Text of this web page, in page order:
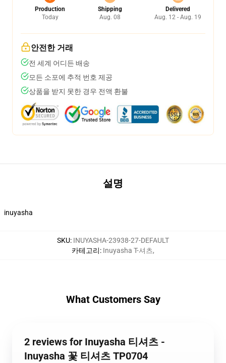
Production
Today
Shipping
Aug. 08
Delivered
Aug. 12 - Aug. 19
안전한 거래
전 세계 어디든 배송
모든 소포에 추적 번호 제공
상품을 받지 못한 경우 전액 환불
설명
inuyasha
SKU: INUYASHA-23938-27-DEFAULT
카테고리: Inuyasha T-셔츠,
What Customers Say
2 reviews for Inuyasha 티셔츠 -
Inuyasha 꽃 티셔츠 TP0704